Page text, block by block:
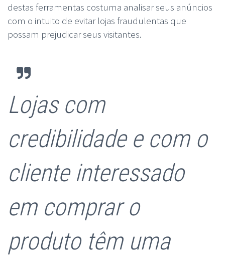
destas ferramentas costuma analisar seus anúncios
com o intuito de evitar lojas fraudulentas que
possam prejudicar seus visitantes.
Lojas com
credibilidade e com o
cliente interessado
em comprar o
produto têm uma